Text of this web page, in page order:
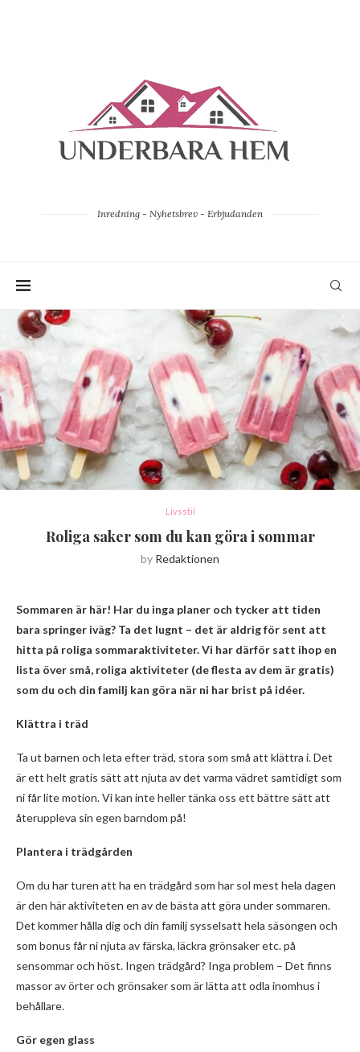
Inredning - Nyhetsbrev - Erbjudanden
Livsstil
Roliga saker som du kan göra i sommar
by Redaktionen
Sommaren är här! Har du inga planer och tycker att tiden
bara springer iväg? Ta det lugnt – det är aldrig för sent att
hitta på roliga sommaraktiviteter. Vi har därför satt ihop en
lista över små, roliga aktiviteter (de flesta av dem är gratis)
som du och din familj kan göra när ni har brist på idéer.
Klättra i träd
Ta ut barnen och leta efter träd, stora som små att klättra i. Det
är ett helt gratis sätt att njuta av det varma vädret samtidigt som
ni får lite motion. Vi kan inte heller tänka oss ett bättre sätt att
återuppleva sin egen barndom på!
Plantera i trädgården
Om du har turen att ha en trädgård som har sol mest hela dagen
är den här aktiviteten en av de bästa att göra under sommaren.
Det kommer hålla dig och din familj sysselsatt hela säsongen och
som bonus får ni njuta av färska, läckra grönsaker etc. på
sensommar och höst. Ingen trädgård? Inga problem – Det finns
massor av örter och grönsaker som är lätta att odla inomhus i
behållare.
Gör egen glass